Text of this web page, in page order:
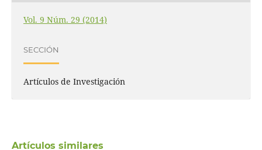
Vol. 9 Núm. 29 (2014)
SECCIÓN
Artículos de Investigación
Artículos similares